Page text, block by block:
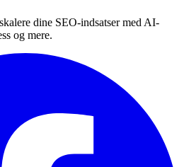
dine SEO-indsatser med AI-
og mere.